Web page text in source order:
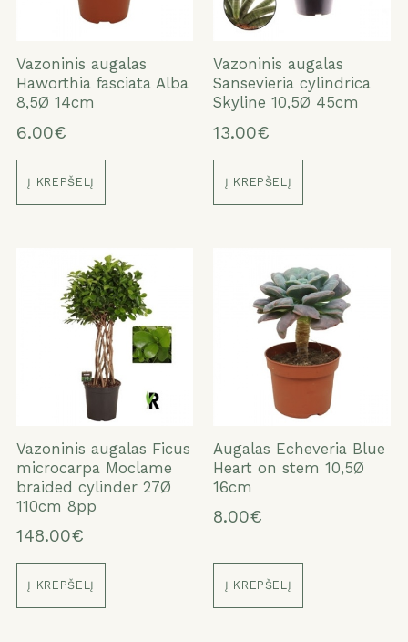
Vazoninis augalas
Haworthia fasciata Alba
8,5Ø 14cm
6.00€
Į KREPŠELĮ
Vazoninis augalas
Sansevieria cylindrica
Skyline 10,5Ø 45cm
13.00€
Į KREPŠELĮ
Vazoninis augalas Ficus
microcarpa Moclame
braided cylinder 27Ø
110cm 8pp
148.00€
Į KREPŠELĮ
Augalas Echeveria Blue
Heart on stem 10,5Ø
16cm
8.00€
Į KREPŠELĮ